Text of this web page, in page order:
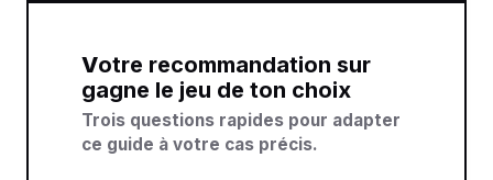
Votre recommandation sur
gagne le jeu de ton choix
Trois questions rapides pour adapter
ce guide à votre cas précis.